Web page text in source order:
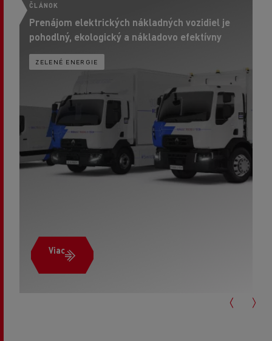
ČLÁNOK
Prenájom elektrických nákladných vozidiel je
pohodlný, ekologický a nákladovo efektívny
ZELENÉ ENERGIE
Viac